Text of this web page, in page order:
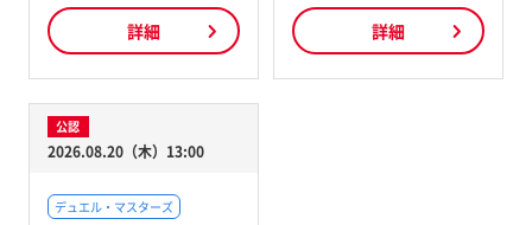
詳細 詳細
公認
2026.08.20（木）13:00
デュエル・マスターズ